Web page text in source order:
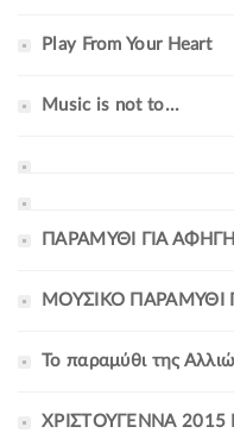
Play From Your Heart
Music is not to...
ΠΑΡΑΜΥΘΙ ΓΙΑ
ΜΟΥΣΙΚΟ ΠΑΡΑΜΥΘΙ
Το παραμύθι της
ΧΡΙΣΤΟΥΓΕΝΝΑ 2015